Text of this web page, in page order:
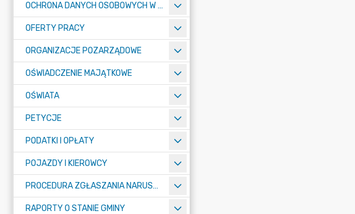
OCHRONA DANYCH OSOBOWYCH W URZĘDZIE MIASTA ŻORY - RODO
OFERTY PRACY
ORGANIZACJE POZARZĄDOWE
OŚWIADCZENIE MAJĄTKOWE
OŚWIATA
PETYCJE
PODATKI I OPŁATY
POJAZDY I KIEROWCY
PROCEDURA ZGŁASZANIA NARUSZEŃ PRAWA
RAPORTY O STANIE GMINY